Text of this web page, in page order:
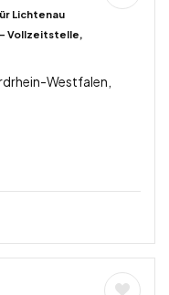
Lichtenau
Vollzeitstelle,
Westfalen,